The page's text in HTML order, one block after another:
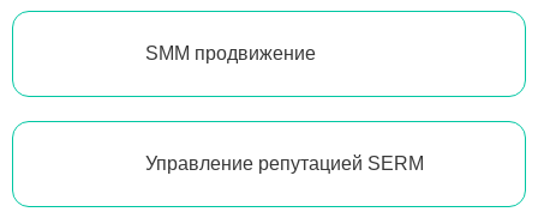
SMM продвижение
Управление репутацией SERM